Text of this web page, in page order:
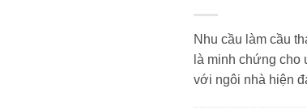
Nhu cầu làm cầu
là minh chứng cho
với ngôi nhà hiện